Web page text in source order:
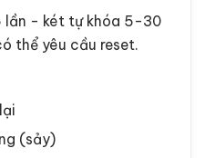
lần - két tự khóa 5-30
thể yêu cầu reset.
(sảy)